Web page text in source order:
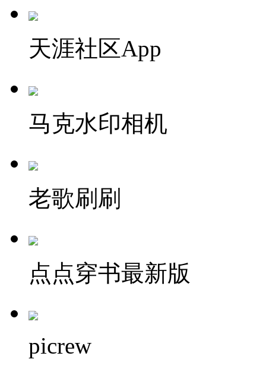
天涯社区App
马克水印相机
老歌刷刷
点点穿书最新版
picrew